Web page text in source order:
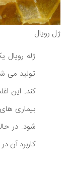
ژل رویال
ژله
تولید می
کند. این
بیماری
شود. در
کاربرد آن